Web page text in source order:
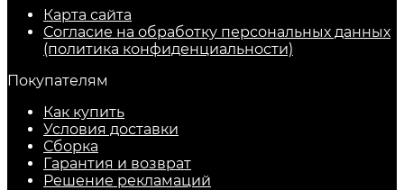
Карта сайта
Согласие на обработку персональных данных
(политика конфиденциальности)
Покупателям
Как купить
Условия доставки
Сборка
Гарантия и возврат
Решение рекламаций